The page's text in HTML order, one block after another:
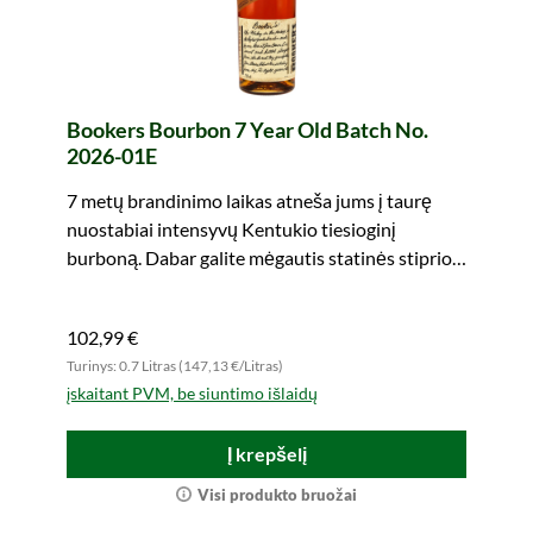
Bookers Bourbon 7 Year Old Batch No.
2026-01E
7 metų brandinimo laikas atneša jums į taurę
nuostabiai intensyvų Kentukio tiesioginį
burboną. Dabar galite mėgautis statinės stiprio
102,99 €
Turinys: 0.7 Litras (147,13 €/Litras)
įskaitant PVM, be siuntimo išlaidų
Į krepšelį
Visi produkto bruožai